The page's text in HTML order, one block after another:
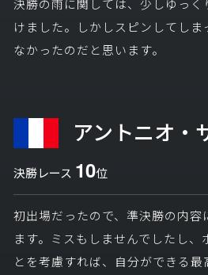
決勝の雨に関しては、少しゆっ
けました。しかしスピンしてしま
なかったのだと思います。
アントニオ・
決勝レース 10位
初出場だったので、準決勝の内容
ます。ミスもしませんでしたし、
とを考慮すれば、自分ができる